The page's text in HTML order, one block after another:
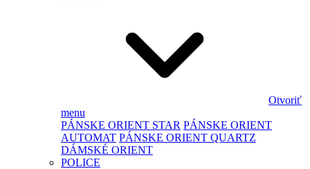
Otvoriť
menu
PÁNSKE ORIENT STAR PÁNSKE ORIENT
AUTOMAT PÁNSKE ORIENT QUARTZ
DÁMSKÉ ORIENT
POLICE